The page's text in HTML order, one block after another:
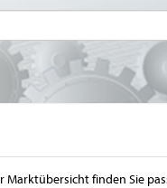
finden Sie